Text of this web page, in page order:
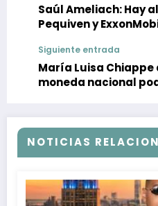
Saúl Ameliach: Hay
Pequiven y
Siguiente entrada
María Luisa
moneda nacional
NOTICIAS